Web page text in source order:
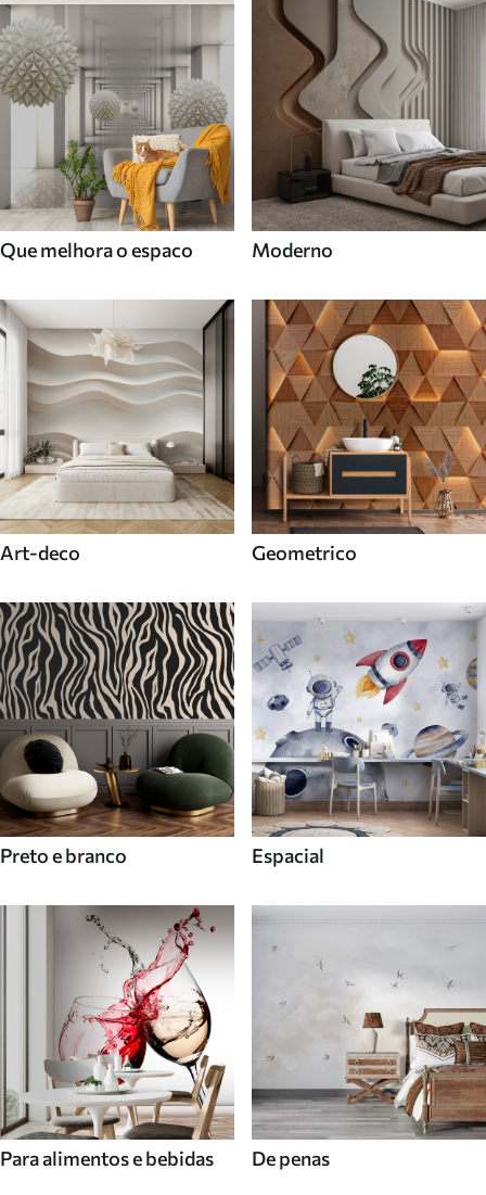
Que melhora o espaco Moderno
Art-deco Geometrico
Preto e branco Espacial
Para alimentos e bebidas De penas